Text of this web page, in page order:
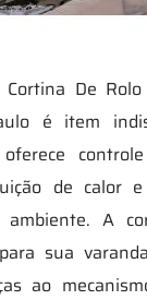
De
é item
de calor
ambiente. A
sua
ao